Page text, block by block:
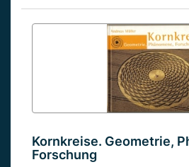
Kornkreise. Geometrie,
Forschung